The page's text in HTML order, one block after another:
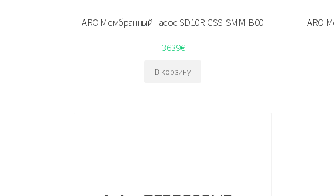
ARO Мембранный насос SD10R-CSS-SMM-B00
3639€
В корзину
ARO